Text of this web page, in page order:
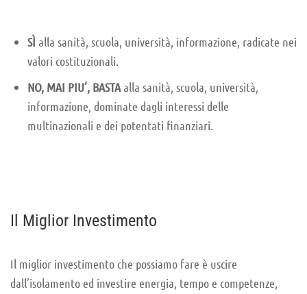
SÌ alla sanità, scuola, università, informazione, radicate nei
valori costituzionali.
NO, MAI PIU’, BASTAalla sanità, scuola, università,
informazione, dominate dagli interessi delle
multinazionali e dei potentati finanziari.
Il Miglior Investimento
Il miglior investimento che possiamo fare è uscire
dall’isolamento ed investire energia, tempo e competenze,